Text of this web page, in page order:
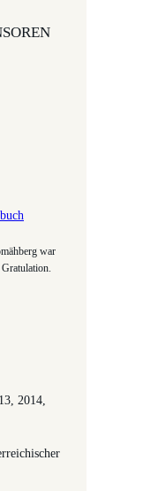
war
2014,